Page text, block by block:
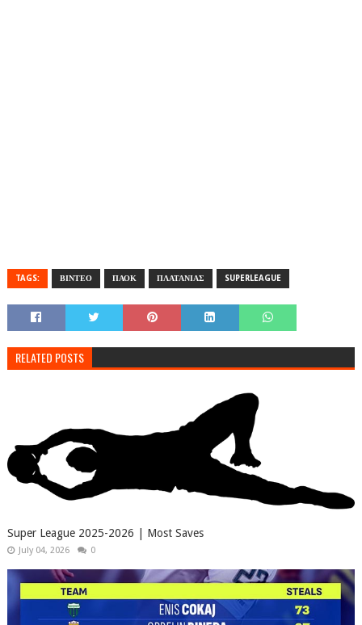
TAGS: ΒΙΝΤΕΟ ΠΑΟΚ ΠΛΑΤΑΝΙΑΣ SUPERLEAGUE
RELATED POSTS
Super League 2025-2026 | Most Saves
July 04, 2026 0